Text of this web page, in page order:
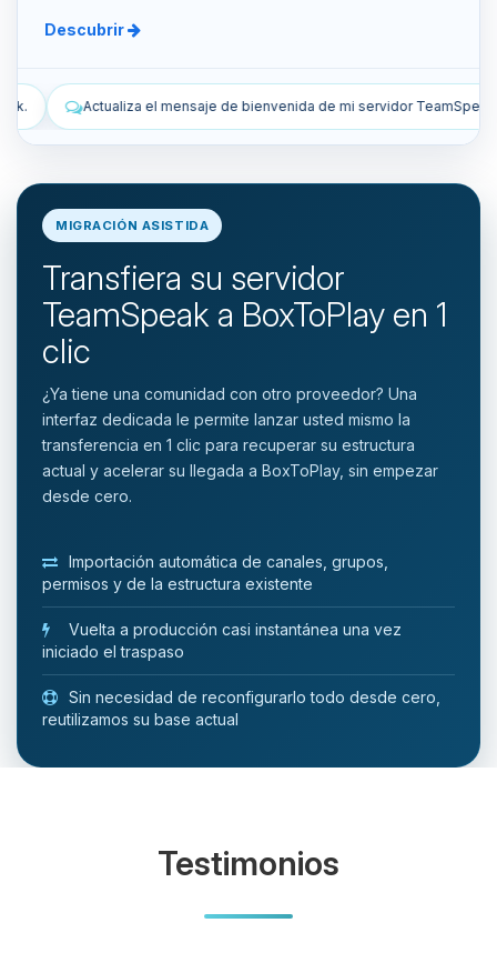
Descubrir
de mi servidor TeamSpeak. Lista los snapshots
MIGRACIÓN ASISTIDA
Transfiera su servidor
TeamSpeak a BoxToPlay en 1
clic
¿Ya tiene una comunidad con otro proveedor? Una
interfaz dedicada le permite lanzar usted mismo la
transferencia en 1 clic para recuperar su estructura
actual y acelerar su llegada a BoxToPlay, sin empezar
desde cero.
Importación automática de canales, grupos,
permisos y de la estructura existente
Vuelta a producción casi instantánea una vez
iniciado el traspaso
Sin necesidad de reconfigurarlo todo desde cero,
reutilizamos su base actual
Testimonios